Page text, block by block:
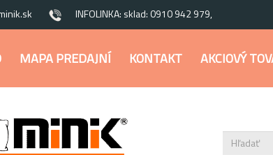
INFOLINKA: sklad: 0910 942 979,
MAPA PREDAJNÍ KONTAKT AKCIOVÝ